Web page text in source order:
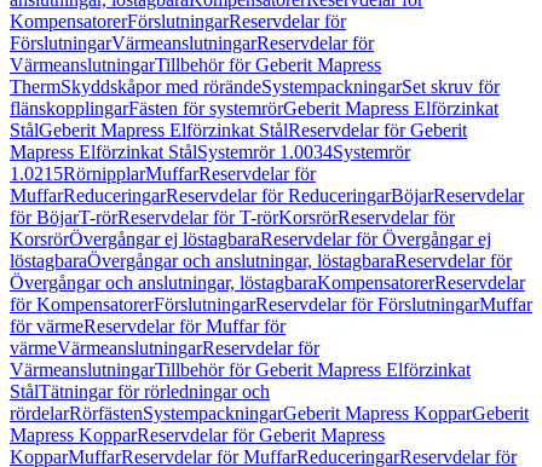
KompensatorerFörslutningarReservdelar för
FörslutningarVärmeanslutningarReservdelar för
VärmeanslutningarTillbehör för Geberit Mapress
ThermSkyddskåpor med rörändeSystempackningarSet skruv för
flänskopplingarFästen för systemrörGeberit Mapress Elförzinkat
StålGeberit Mapress Elförzinkat StålReservdelar för Geberit
Mapress Elförzinkat StålSystemrör 1.0034Systemrör
1.0215RörnipplarMuffarReservdelar för
MuffarReduceringarReservdelar för ReduceringarBöjarReservdelar
för BöjarT-rörReservdelar för T-rörKorsrörReservdelar för
KorsrörÖvergångar ej löstagbaraReservdelar för Övergångar ej
löstagbaraÖvergångar och anslutningar, löstagbaraReservdelar för
Övergångar och anslutningar, löstagbaraKompensatorerReservdelar
för KompensatorerFörslutningarReservdelar för FörslutningarMuffar
för värmeReservdelar för Muffar för
värmeVärmeanslutningarReservdelar för
VärmeanslutningarTillbehör för Geberit Mapress Elförzinkat
StålTätningar för rörledningar och
rördelarRörfästenSystempackningarGeberit Mapress KopparGeberit
Mapress KopparReservdelar för Geberit Mapress
KopparMuffarReservdelar för MuffarReduceringarReservdelar för